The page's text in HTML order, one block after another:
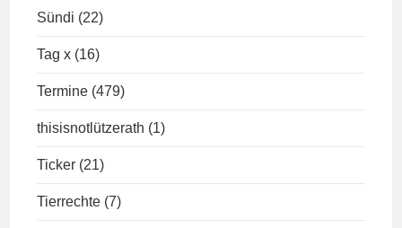
Sündi (22)
Tag x (16)
Termine (479)
thisisnotlützerath (1)
Ticker (21)
Tierrechte (7)